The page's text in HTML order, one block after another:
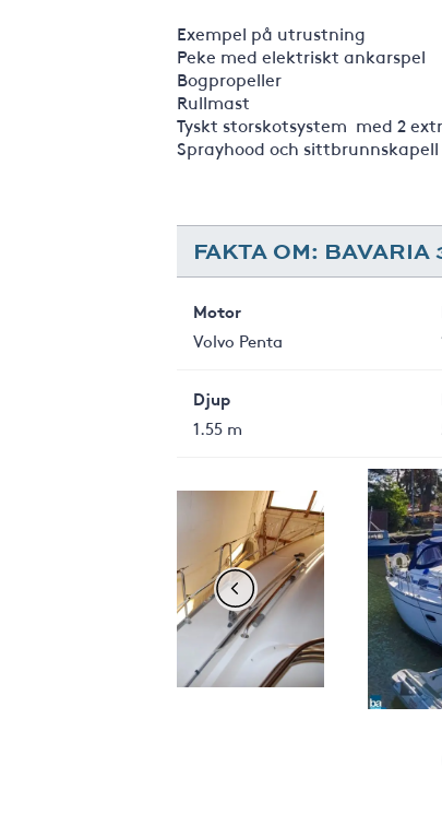
Exempel på utrustning
Peke med elektriskt ankarspel
Bogpropeller
Rullmast
Tyskt storskotsystem med 2
Sprayhood och sittbrunnskapell
FAKTA OM: BAVARIA
Motor
Volvo Penta
Djup
1.55 m